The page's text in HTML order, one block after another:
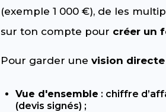
(exemple 1 000 €), de les
sur ton compte pour créer un
Pour garder unevision directe
Vue d'ensemble : chiffre
(devis signés) ;